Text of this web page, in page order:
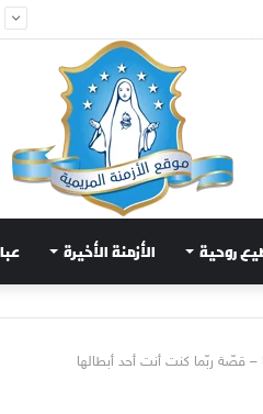
روحية الأزمنة الأخيرة
– قصّة ربّما كنت أنت أحد أبطالها